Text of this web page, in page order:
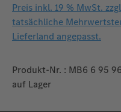
Preis inkl. 19 % MwSt.
tatsächliche
Lieferland angepasst.
Produkt-Nr. : MB6 6 95
auf Lager